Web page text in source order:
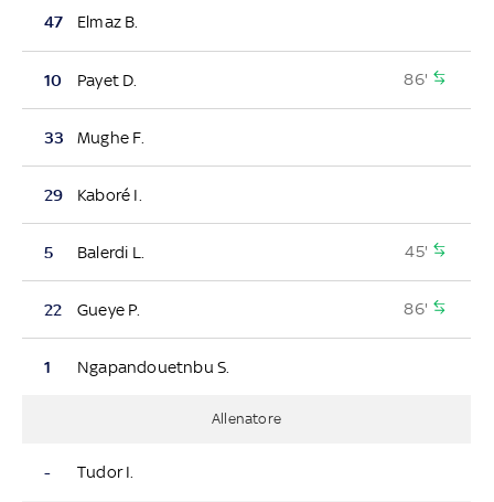
47 Elmaz B.
10 Payet D. 86'
33 Mughe F.
29 Kaboré I.
5 Balerdi L. 45'
22 Gueye P. 86'
1 Ngapandouetnbu S.
Allenatore
- Tudor I.